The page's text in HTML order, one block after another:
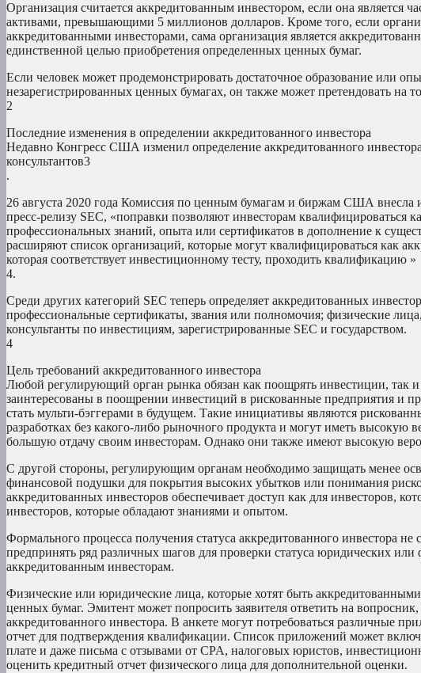
Организация считается аккредитованным инвестором, если она является
активами, превышающими 5 миллионов долларов. Кроме того, если
аккредитованными инвесторами, сама организация является
единственной целью приобретения определенных ценных бумаг.
Если человек может продемонстрировать достаточное образование или
незарегистрированных ценных бумагах, он также может претендовать на
2
Последние изменения в определении аккредитованного инвестора
Недавно Конгресс США изменил определение аккредитованного
консультантов3
.
26 августа 2020 года Комиссия по ценным бумагам и биржам США внесла
пресс-релизу SEC, «поправки позволяют инвесторам квалифицироваться
профессиональных знаний, опыта или сертификатов в дополнение к
расширяют список организаций, которые могут квалифицироваться как
которая соответствует инвестиционному тесту, проходить квалификацию »
4.
Среди других категорий SEC теперь определяет аккредитованных
профессиональные сертификаты, звания или полномочия; физические
консультанты по инвестициям, зарегистрированные SEC и государством.
4
Цель требований аккредитованного инвестора
Любой регулирующий орган рынка обязан как поощрять инвестиции,
заинтересованы в поощрении инвестиций в рискованные предприятия и
стать мульти-бэггерами в будущем. Такие инициативы являются
разработках без какого-либо рыночного продукта и могут иметь
большую отдачу своим инвесторам. Однако они также имеют высокую
С другой стороны, регулирующим органам необходимо защищать менее
финансовой подушки для покрытия высоких убытков или понимания
аккредитованных инвесторов обеспечивает доступ как для инвесторов,
инвесторов, которые обладают знаниями и опытом.
Формального процесса получения статуса аккредитованного инвестора
предпринять ряд различных шагов для проверки статуса юридических
аккредитованным инвесторам.
Физические или юридические лица, которые хотят быть
ценных бумаг. Эмитент может попросить заявителя ответить на
аккредитованного инвестора. В анкете могут потребоваться различные
отчет для подтверждения квалификации. Список приложений может
плате и даже письма с отзывами от CPA, налоговых юристов,
оценить кредитный отчет физического лица для дополнительной оценки.